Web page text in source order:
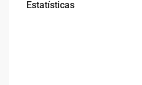
Estatísticas